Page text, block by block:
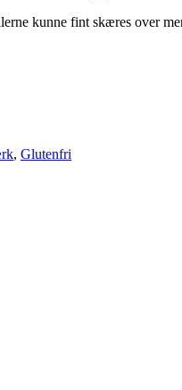
kunne fint skæres over
, Glutenfri